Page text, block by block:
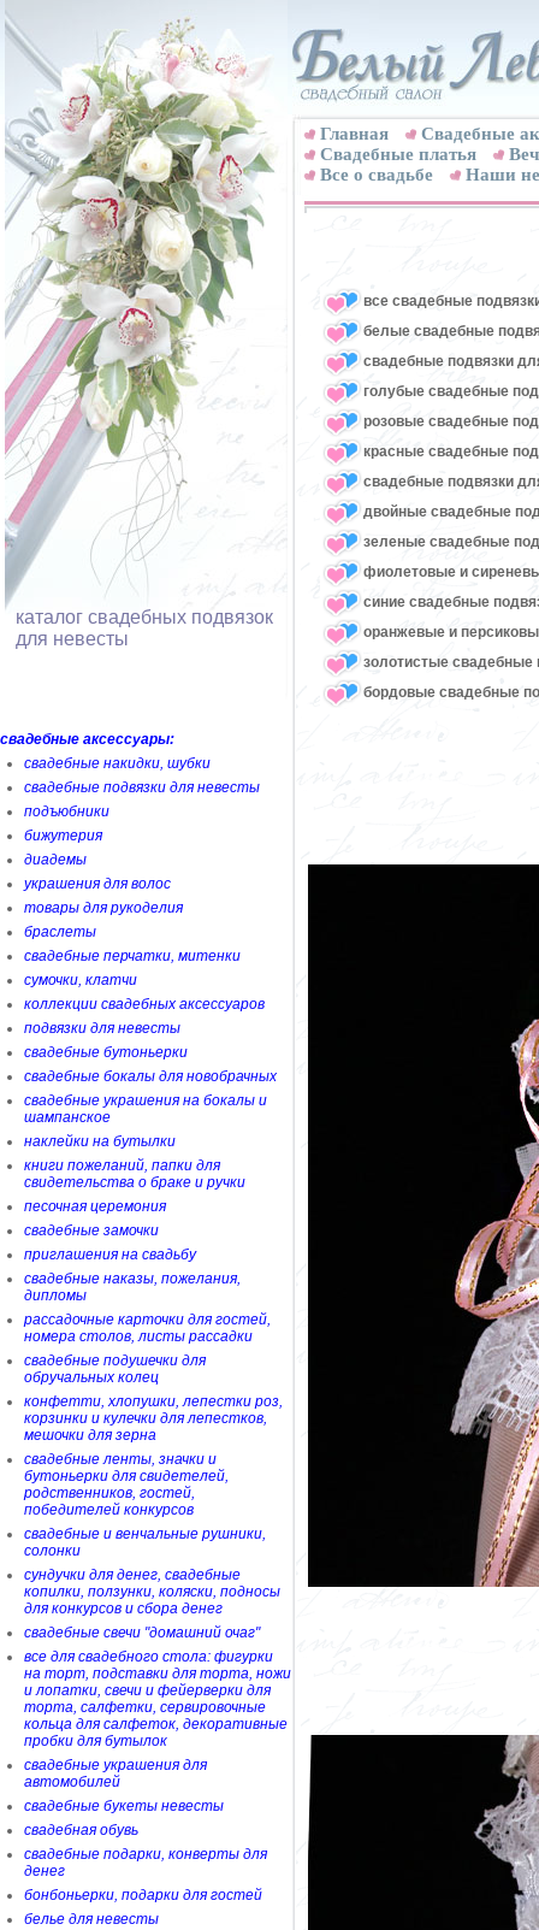
каталог свадебных подвязок
для невесты
свадебные аксессуары:
свадебные накидки, шубки
свадебные подвязки для невесты
подъюбники
бижутерия
диадемы
украшения для волос
товары для рукоделия
браслеты
свадебные перчатки, митенки
сумочки, клатчи
коллекции свадебных аксессуаров
подвязки для невесты
свадебные бутоньерки
свадебные бокалы для новобрачных
свадебные украшения на бокалы и
шампанское
наклейки на бутылки
книги пожеланий, папки для
свидетельства о браке и ручки
песочная церемония
свадебные замочки
приглашения на свадьбу
свадебные наказы, пожелания,
дипломы
рассадочные карточки для гостей,
номера столов, листы рассадки
свадебные подушечки для
обручальных колец
конфетти, хлопушки, лепестки роз,
корзинки и кулечки для лепестков,
мешочки для зерна
свадебные ленты, значки и
бутоньерки для свидетелей,
родственников, гостей,
победителей конкурсов
свадебные и венчальные рушники,
солонки
сундучки для денег, свадебные
копилки, ползунки, коляски, подносы
для конкурсов и сбора денег
свадебные свечи "домашний очаг"
все для свадебного стола: фигурки
на торт, подставки для торта, ножи
и лопатки, свечи и фейерверки для
торта, салфетки, сервировочные
кольца для салфеток, декоративные
пробки для бутылок
свадебные украшения для
автомобилей
свадебные букеты невесты
свадебная обувь
свадебные подарки, конверты для
денег
бонбоньерки, подарки для гостей
белье для невесты
Главная
Свадебные
Cвадебные платья
Все о свадьбе
Наши
все свадебные
белые свадебные
свадебные подвязки
голубые свадебные
розовые свадебные
красные свадебные
свадебные подвязки
двойные свадебные
зеленые свадебные
фиолетовые и
синие свадебные
оранжевые и
золотистые свадебные
бордовые свадебные